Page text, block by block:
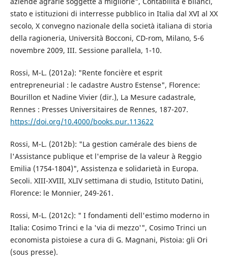
stato e istituzioni di interresse pubblico in Italia dal XVI al XX
secolo, X convegno nazionale della società italiana di storia
della ragioneria, Università Bocconi, CD-rom, Milano, 5-6
novembre 2009, III. Sessione parallela, 1-10.
Rossi, M-L. (2012a): "Rente foncière et esprit
entrepreneurial : le cadastre Austro Estense", Florence:
Bourillon et Nadine Vivier (dir.), La Mesure cadastrale,
Rennes : Presses Universitaires de Rennes, 187-207.
https://doi.org/10.4000/books.pur.113622
Rossi, M-L. (2012b): "La gestion camérale des biens de
l'Assistance publique et l'emprise de la valeur à Reggio
Emilia (1754-1804)", Assistenza e solidarietà in Europa.
Secoli. XIII-XVIII, XLIV settimana di studio, Istituto Datini,
Florence: le Monnier, 249-261.
Rossi, M-L. (2012c): " I fondamenti dell'estimo moderno in
Italia: Cosimo Trinci e la 'via di mezzo'", Cosimo Trinci un
economista pistoiese a cura di G. Magnani, Pistoia: gli Ori
(sous presse).